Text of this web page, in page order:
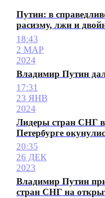
Путин: в
расизму, лжи и
18:43
2 МАР
2024
Владимир Путин дал
17:31
23 ЯНВ
2024
Лидеры стран СНГ
Петербурге
20:35
26 ДЕК
2023
Владимир Путин
стран СНГ на